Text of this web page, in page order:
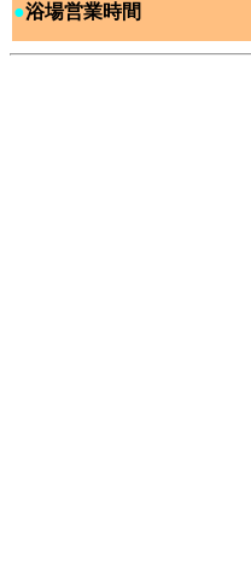
●浴場営業時間